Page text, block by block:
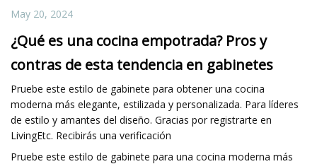
May 20, 2024
¿Qué es una cocina empotrada? Pros y
contras de esta tendencia en gabinetes
Pruebe este estilo de gabinete para obtener una cocina
moderna más elegante, estilizada y personalizada. Para líderes
de estilo y amantes del diseño. Gracias por registrarte en
LivingEtc. Recibirás una verificación
Pruebe este estilo de gabinete para una cocina moderna más